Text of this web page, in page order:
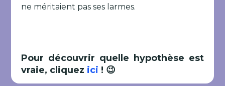
ne méritaient pas ses larmes.
Pour découvrir quelle hypothèse est
vraie, cliquez ici ! 😉